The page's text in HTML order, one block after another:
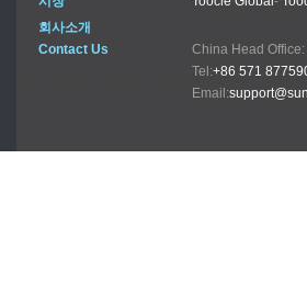
회사소개
Contact Us
China Head
Tel:+86 571
Email: